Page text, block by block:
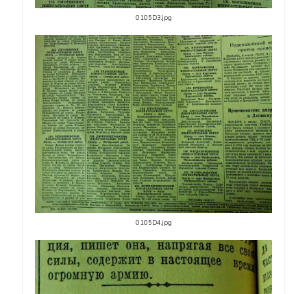
0105D3.jpg
0105D4.jpg